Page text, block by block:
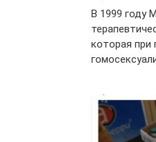
В 1999 году
которая при